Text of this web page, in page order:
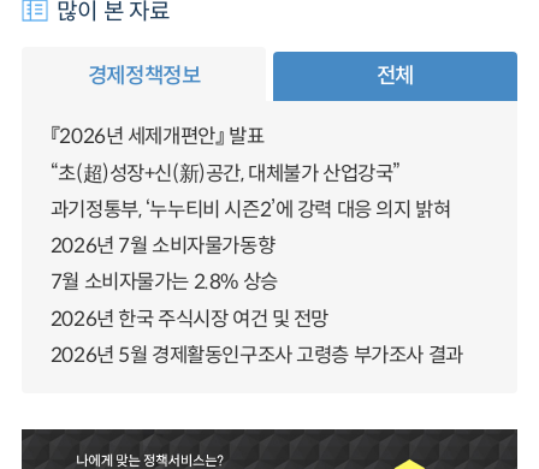
많이 본 자료
경제정책정보 전체
『2026년 세제개편안』 발표
“초(超)성장+신(新)공간, 대체불가 산업강국”
과기정통부, ‘누누티비 시즌2’에 강력 대응 의지 밝혀
2026년 7월 소비자물가동향
7월 소비자물가는 2.8% 상승
2026년 한국 주식시장 여건 및 전망
2026년 5월 경제활동인구조사 고령층 부가조사 결과